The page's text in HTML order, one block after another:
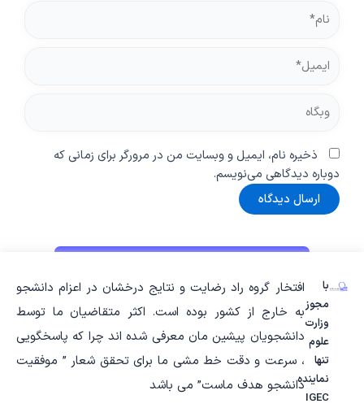
وبگاه
ذخیره نام، ایمیل و وبسایت من در مرورگر برای زمانی که
دوباره دیدگاهی می‌نویسم.
با
مجوز
وزارت
علوم
تنها
نماینده
IGEC
افتخار گروه راد رضایت و نتایج درخشان در اعزام دانشجو
به خارج از کشور بوده است. اکثر متقاضیان ما توسط
دانشجویان پیشین مان معرفی شده اند چرا که پاسخگویی
، سرعت و دقت خط مشی ما برای تحقق شعار ” موفقیت
دانشجو هدف ماست” می باشد